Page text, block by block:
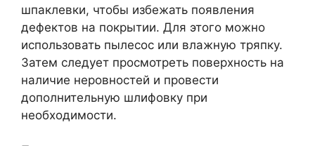
шпаклевки, чтобы избежать появления
дефектов на покрытии. Для этого можно
использовать пылесос или влажную тряпку.
Затем следует просмотреть поверхность на
наличие неровностей и провести
дополнительную шлифовку при
необходимости.